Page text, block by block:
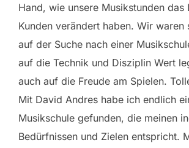
Hand, wie unsere Musikstunden das
Kunden verändert haben. Wir waren
auf der Suche nach einer
auf die Technik und Disziplin Wert
auch auf die Freude am Spielen.
Mit David Andres habe ich endlich
Musikschule gefunden, die meinen
Bedürfnissen und Zielen entspricht.